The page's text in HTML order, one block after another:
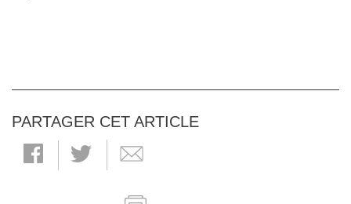
PARTAGER CET ARTICLE